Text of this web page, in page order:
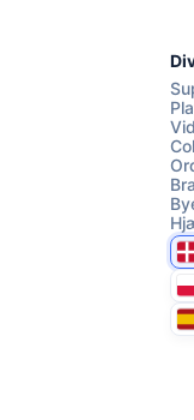
AI Campaign Assist